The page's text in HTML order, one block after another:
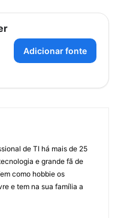
Adicionar fonte
de TI há mais de 25
e grande fã de
como hobbie os
e tem na sua família a